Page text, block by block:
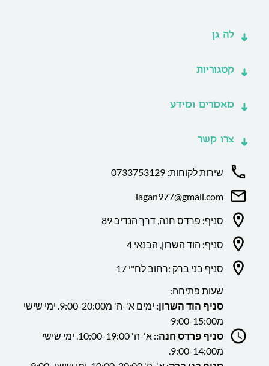
לה גן
קטגוריות
מאמרים ומידע
צרו קשר
שירות לקוחות: 0733753129
lagan977@gmail.com
סניף: פרדס חנה, דרך הנדיב 89
סניף: הוד השרון, הבנאי 4
סניף בני ברק :רחוב לח"י 17
שעות פתיחה:
סניף הוד השרון:
ימים א'-ה' מ9:00-20:00. ימי שישי
מ9:00-15:00
סניף פרדס חנה:
: א'-ה' 10:00-19:00. ימי שישי
מ9:00-14:00.